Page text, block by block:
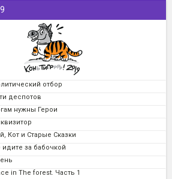
отбор
деспотов
нужны Герои
Кот и Старые Сказки
идите за бабочкой
in The forest. Часть 1